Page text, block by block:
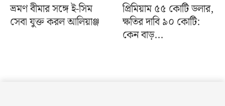
ভ্রমণ বীমার সঙ্গে ই-সিম
সেবা যুক্ত করল আলিয়াঞ্জ
প্রিমিয়াম ৫৫ কোটি ডলার,
ক্ষতির দাবি ৯০ কোটি:
কেন বাড়...